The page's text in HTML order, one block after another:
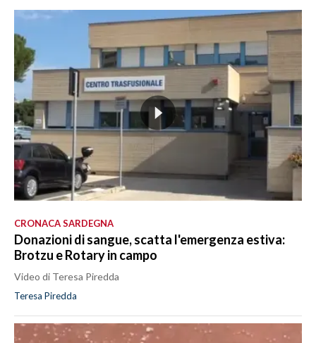
CRONACA SARDEGNA
Donazioni di sangue, scatta l'emergenza estiva:
Brotzu e Rotary in campo
Video di Teresa Piredda
Teresa Piredda